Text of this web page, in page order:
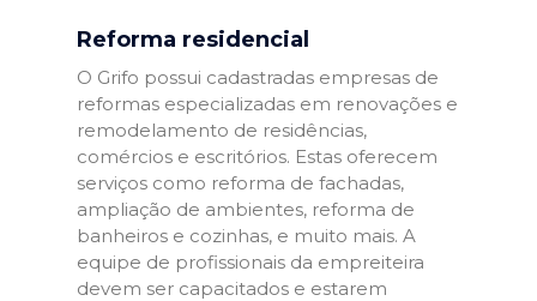
Reforma residencial
O Grifo possui cadastradas empresas de
reformas especializadas em renovações e
remodelamento de residências,
comércios e escritórios. Estas oferecem
serviços como reforma de fachadas,
ampliação de ambientes, reforma de
banheiros e cozinhas, e muito mais. A
equipe de profissionais da empreiteira
devem ser capacitados e estarem